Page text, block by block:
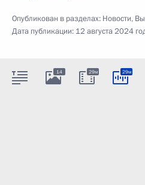
Опубликован в разделах: Новости,
Дата публикации: 12 августа 2024
14 29м 29м